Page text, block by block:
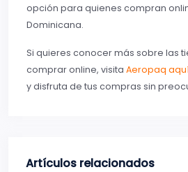
opción para quienes compran
Dominicana.
Si quieres conocer más sobre las
comprar online, visita Aeropaq
y disfruta de tus compras sin
Artículos relacionados